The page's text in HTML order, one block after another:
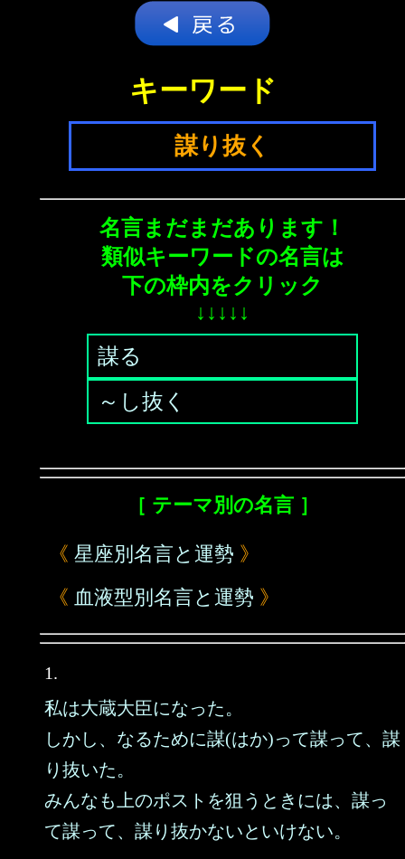
キーワード
謀り抜く
名言まだまだあります！
類似キーワードの名言は
下の枠内をクリック
↓↓↓↓↓
謀る
～し抜く
［ テーマ別の名言 ］
《 星座別名言と運勢 》
《 血液型別名言と運勢 》
1.
私は大蔵大臣になった。
しかし、なるために謀(はか)って謀って、謀
り抜いた。
みんなも上のポストを狙うときには、謀っ
て謀って、謀り抜かないといけない。